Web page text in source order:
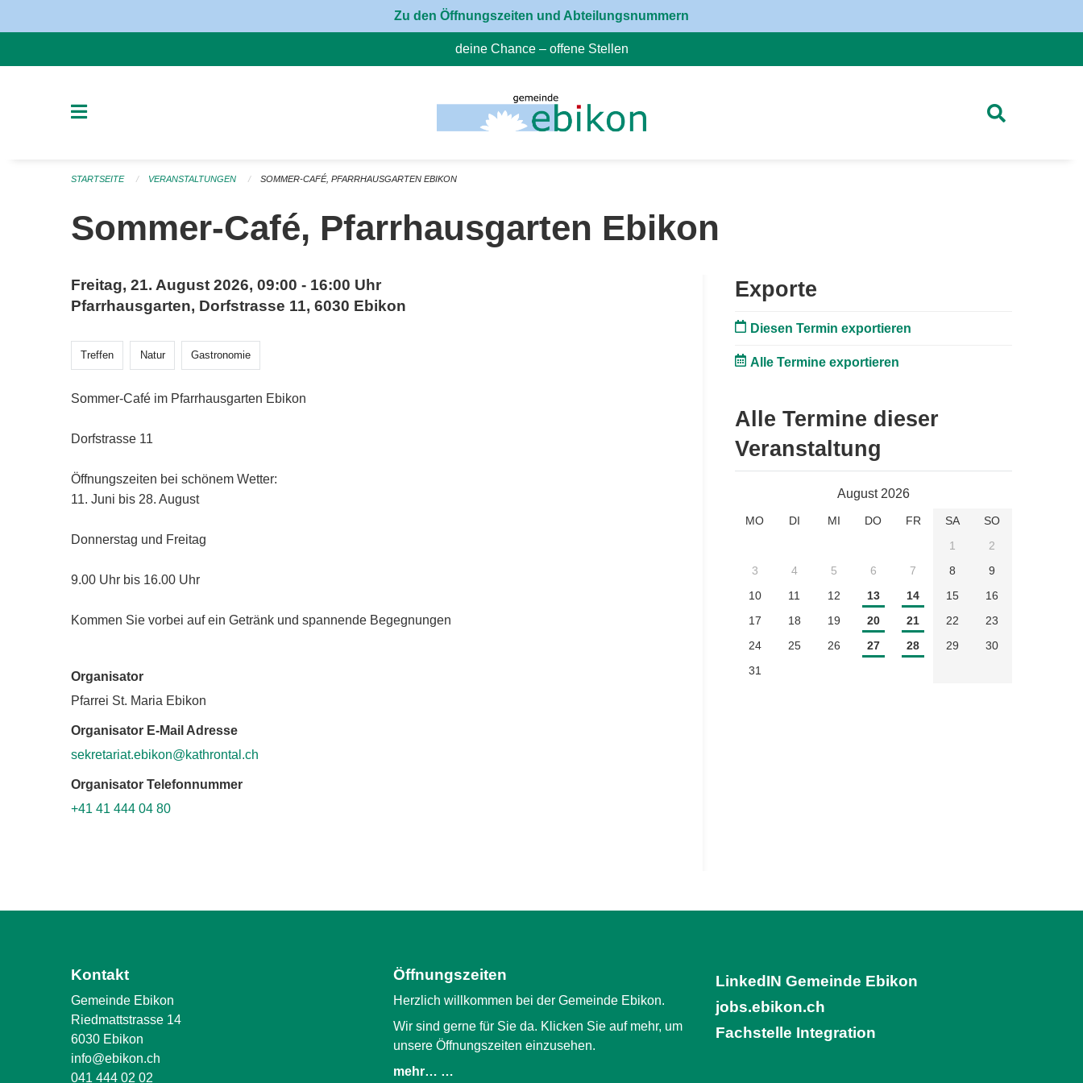
Zu den Öffnungszeiten und Abteilungsnummern
deine Chance – offene Stellen
STARTSEITE VERANSTALTUNGEN SOMMER-CAFÉ, PFARRHAUSGARTEN EBIKON
Sommer-Café, Pfarrhausgarten Ebikon
Freitag, 21. August 2026, 09:00 - 16:00 Uhr
Pfarrhausgarten, Dorfstrasse 11, 6030 Ebikon
Treffen Natur Gastronomie
Sommer-Café im Pfarrhausgarten Ebikon
Dorfstrasse 11
Öffnungszeiten bei schönem Wetter:
11. Juni bis 28. August
Donnerstag und Freitag
9.00 Uhr bis 16.00 Uhr
Kommen Sie vorbei auf ein Getränk und spannende Begegnungen
Organisator
Pfarrei St. Maria Ebikon
Organisator E-Mail Adresse
sekretariat.ebikon@kathrontal.ch
Organisator Telefonnummer
+41 41 444 04 80
Exporte
Diesen Termin exportieren
Alle Termine exportieren
Alle Termine dieser
Veranstaltung
August 2026
MO DI MI DO FR SA
SO
1
2
3
4 5 6 7 8
9
10
11 12 13 14 15
16
17
18 19 20 21 22
23
24
25 26 27 28 29
30
31
Kontakt
Gemeinde Ebikon
Riedmattstrasse 14
6030 Ebikon
info@ebikon.ch
041 444 02 02
Öffnungszeiten
Herzlich willkommen bei der Gemeinde Ebikon.
Wir sind gerne für Sie da. Klicken Sie auf mehr, um
unsere Öffnungszeiten einzusehen.
mehr… …
LinkedIN Gemeinde Ebikon
jobs.ebikon.ch
Fachstelle Integration